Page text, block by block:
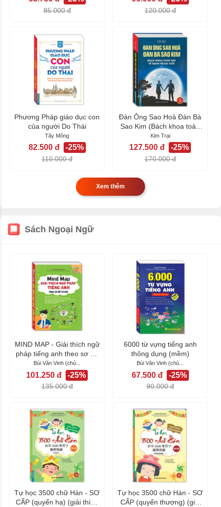
85.000 đ 120.000 đ
Phương Pháp giáo dục con
của người Do Thái
Tây Mông
82.500 đ -25%
110.000 đ
Đàn Ông Sao Hoả Đàn Bà
Sao Kim (Bách khoa toàn
thư về quan...
Kim Trại
127.500 đ -25%
170.000 đ
Xem thêm
Sách Ngoại Ngữ
MIND MAP - Giải thích ngữ
pháp tiếng anh theo sơ đồ
tư duy
Bùi Văn Vinh (chủ...
101.250 đ -25%
135.000 đ
6000 từ vựng tiếng anh
thông dụng (mềm)
Bùi Văn Vinh (chủ...
67.500 đ -25%
90.000 đ
Tự học 3500 chữ Hán - SƠ
CẤP (quyển hạ) (giải thích
Tự học 3500 chữ Hán - SƠ
CẤP (quyển thượng) (giải